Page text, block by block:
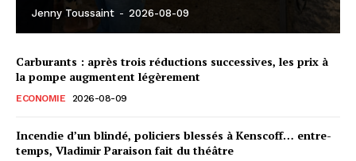
Jenny Toussaint - 2026-08-09
Carburants : après trois réductions successives, les prix à
la pompe augmentent légèrement
ECONOMIE 2026-08-09
Incendie d’un blindé, policiers blessés à Kenscoff… entre-
temps, Vladimir Paraison fait du théâtre